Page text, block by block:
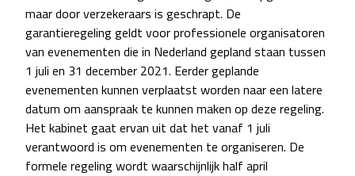
maar door verzekeraars is geschrapt. De
garantieregeling geldt voor professionele organisatoren
van evenementen die in Nederland gepland staan tussen
1 juli en 31 december 2021. Eerder geplande
evenementen kunnen verplaatst worden naar een latere
datum om aanspraak te kunnen maken op deze regeling.
Het kabinet gaat ervan uit dat het vanaf 1 juli
verantwoord is om evenementen te organiseren. De
formele regeling wordt waarschijnlijk half april